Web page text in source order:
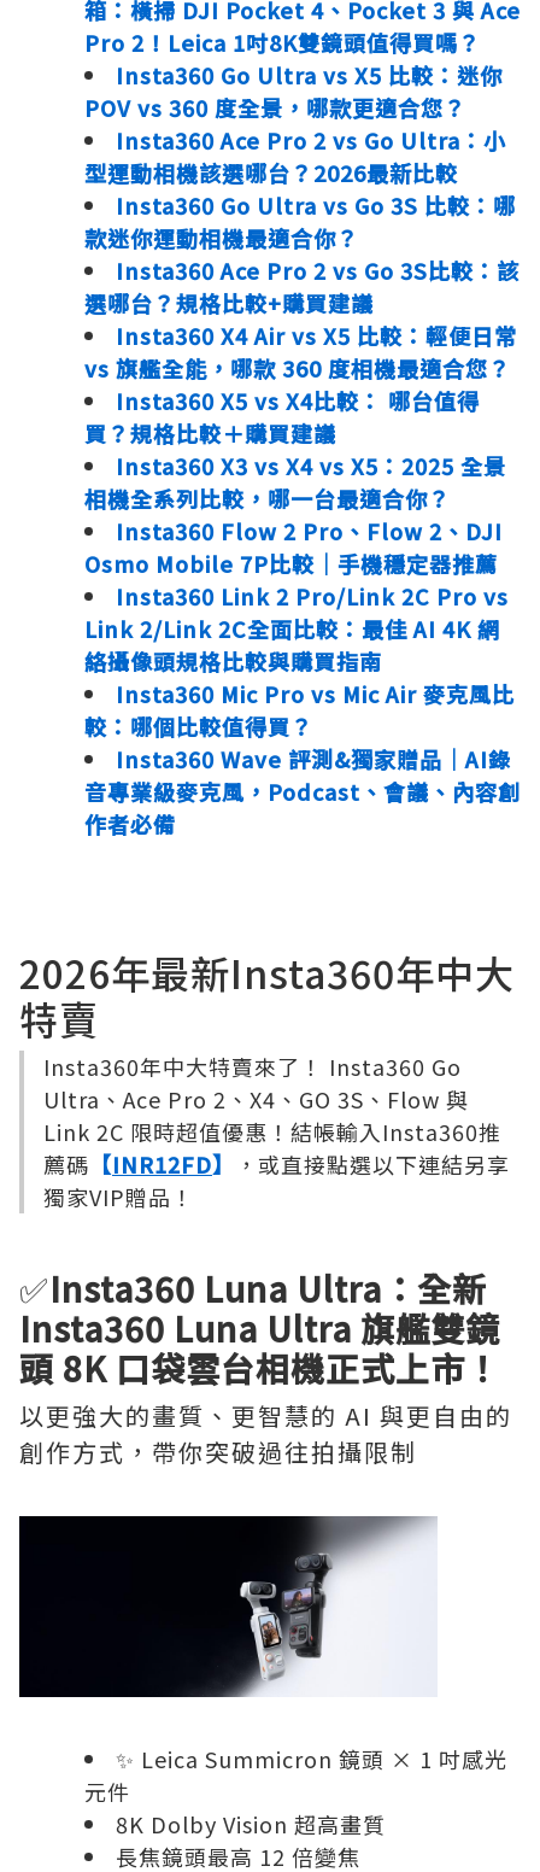
箱：橫掃 DJI Pocket 4、Pocket 3 與 Ace
Pro 2！Leica 1吋8K雙鏡頭值得買嗎？
Insta360 Go Ultra vs X5 比較：迷你
POV vs 360 度全景，哪款更適合您？
Insta360 Ace Pro 2 vs Go Ultra：小
型運動相機該選哪台？2026最新比較
Insta360 Go Ultra vs Go 3S 比較：哪
款迷你運動相機最適合你？
Insta360 Ace Pro 2 vs Go 3S比較：該
選哪台？規格比較+購買建議
Insta360 X4 Air vs X5 比較：輕便日常
vs 旗艦全能，哪款 360 度相機最適合您？
Insta360 X5 vs X4比較： 哪台值得
買？規格比較＋購買建議
Insta360 X3 vs X4 vs X5：2025 全景
相機全系列比較，哪一台最適合你？
Insta360 Flow 2 Pro、Flow 2、DJI
Osmo Mobile 7P比較｜手機穩定器推薦
Insta360 Link 2 Pro/Link 2C Pro vs
Link 2/Link 2C全面比較：最佳 AI 4K 網
絡攝像頭規格比較與購買指南
Insta360 Mic Pro vs Mic Air 麥克風比
較：哪個比較值得買？
Insta360 Wave 評測&獨家贈品｜AI錄
音專業級麥克風，Podcast、會議、內容創
作者必備
2026年最新Insta360年中大
特賣
Insta360年中大特賣來了！ Insta360 Go
Ultra、Ace Pro 2、X4、GO 3S、Flow 與
Link 2C 限時超值優惠！結帳輸入Insta360推
薦碼 【INR12FD】
，或直接點選以下連結另享
獨家VIP贈品！
✅Insta360 Luna Ultra：全新
Insta360 Luna Ultra 旗艦雙鏡
頭 8K 口袋雲台相機正式上市！
以更強大的畫質、更智慧的 AI 與更自由的
創作方式，帶你突破過往拍攝限制
✨ Leica Summicron 鏡頭 × 1 吋感光
元件
8K Dolby Vision 超高畫質
長焦鏡頭最高 12 倍變焦